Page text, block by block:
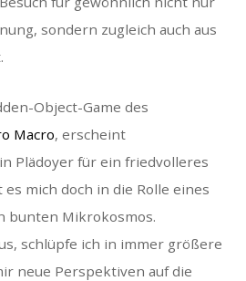
sondern zugleich auch aus
Object-Game des
Macro, erscheint
Plädoyer für ein friedvolleres
mich doch in die Rolle eines
bunten Mikrokosmos.
schlüpfe ich in immer größere
neue Perspektiven auf die